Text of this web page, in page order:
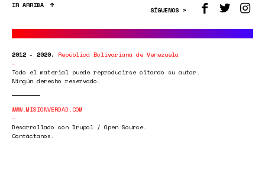
IR ARRIBA
SÍGUENOS >
2012 - 2020. República Bolivariana de Venezuela
Todo el material puede reproducirse citando su autor.
Ningún derecho reservado.
WWW.MISIONVERDAD.COM
Desarrollado con Drupal / Open Source.
Contáctanos.